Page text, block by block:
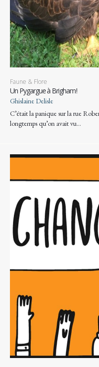
Faune & Flore
Un Pygargue à Brigham !
Ghislaine Delisle
C’était la panique sur la rue
longtemps qu’on avait vu…